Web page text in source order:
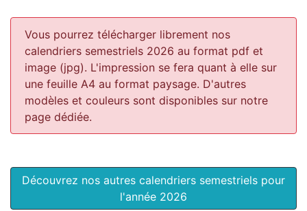
Vous pourrez télécharger librement nos
calendriers semestriels 2026 au format pdf et
image (jpg). L'impression se fera quant à elle sur
une feuille A4 au format paysage. D'autres
modèles et couleurs sont disponibles sur notre
page dédiée.
Découvrez nos autres calendriers semestriels pour
l'année 2026